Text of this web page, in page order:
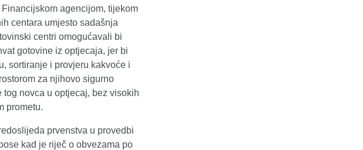
agencijom, tijekom
centara umjesto sadašnja
centri omogućavali bi
gotovine iz optjecaja, jer bi
sortiranje i provjeru kakvoće i
za njihovo sigurno
novca u optjecaj, bez visokih
prometu.
prvenstva u provedbi
kad je riječ o obvezama po